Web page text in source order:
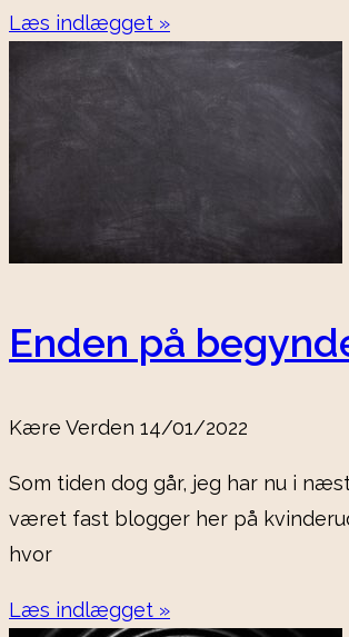
Læs indlægget »
Enden på
Kære Verden 14/01/2022
Som tiden dog går, jeg har nu i
været fast blogger her på
hvor
Læs indlægget »